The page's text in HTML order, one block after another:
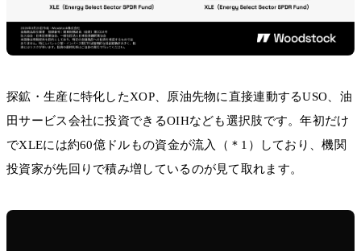
探鉱・生産に特化したXOP、原油先物に直接連動するUSO、油
田サービス会社に投資できるOIHなども選択肢です。年初だけ
でXLEには約60億ドルもの資金が流入（＊1）しており、機関
投資家が先回りで積み増しているのが見て取れます。